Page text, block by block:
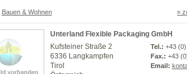
Bauen & Wohnen »
Unterland Flexible Packaging GmbH
Kufsteiner Straße 2
6336 Langkampfen
Tirol
Tel.: +43 (0)
Fax.: +43
Email: